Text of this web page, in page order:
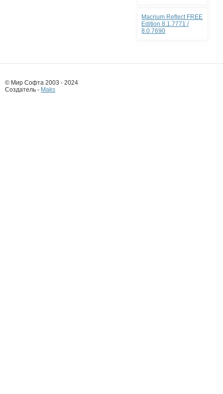
Macrium Reflect FREE
Edition 8.1.7771 /
8.0.7690
© Мир Софта 2003 - 2024
Создатель - Maks